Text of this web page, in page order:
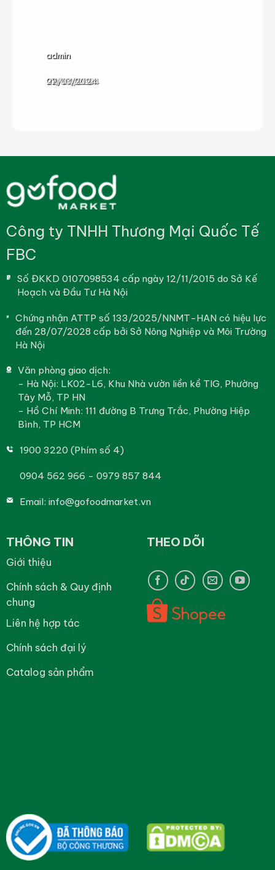
admin
22/08/2024
admin
09/07/2024
admin
02/04/2024
admin
27/03/2024
Công ty TNHH Thương Mại Quốc Tế
FBC
Số ĐKKD 0107098534 cấp ngày 12/11/2015 do Sở Kế
Hoạch và Đầu Tư Hà Nội
Chứng nhận ATTP số 133/2025/NNMT-HAN có hiệu lực
đến 28/07/2028 cấp bởi Sở Nông Nghiệp và Môi Trường
Hà Nội
Văn phòng giao dịch:
- Hà Nội: LK02-L6, Khu Nhà vườn liền kề TIG, Phường
Tây Mỗ, TP HN
- Hồ Chí Minh: 111 đường B Trưng Trắc, Phường Hiệp
Bình, TP HCM
1900 3220 (Phím số 4)
0904 562 966 - 0979 857 844
Email: info@gofoodmarket.vn
THÔNG TIN
Giới thiệu
Chính sách & Quy định
chung
Liên hệ hợp tác
Chính sách đại lý
Catalog sản phẩm
THEO DÕI